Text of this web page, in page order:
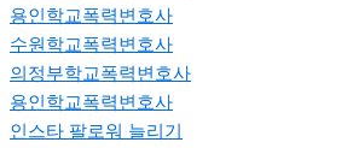
용인학교폭력변호사
수원학교폭력변호사
의정부학교폭력변호사
용인학교폭력변호사
인스타 팔로워 늘리기